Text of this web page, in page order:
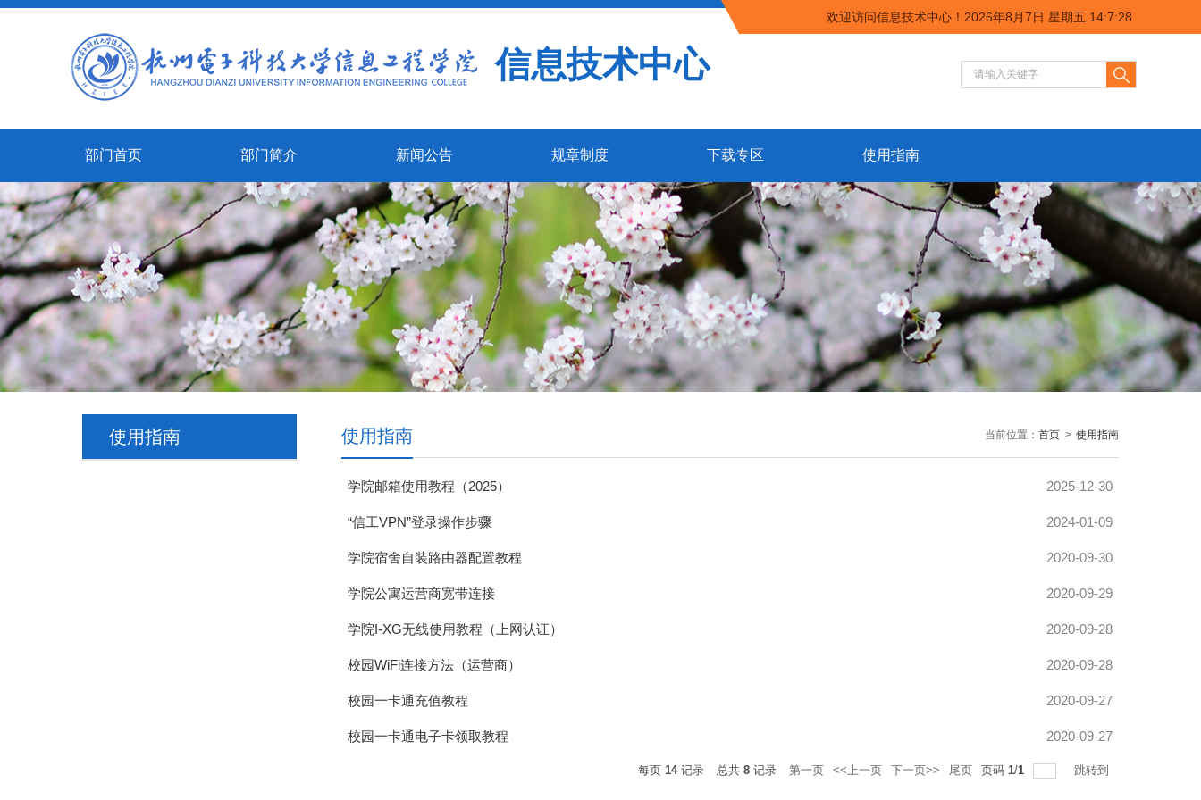
信息技术中心
欢迎访问信息技术中心！ 2026年8月7日 星期五 14:7:28
部门首页 部门简介 新闻公告 规章制度 下载专区 使用指南
使用指南 当前位置： 首页 > 使用指南
使用指南
学院邮箱使用教程（2025） 2025-12-30
“信工VPN”登录操作步骤 2024-01-09
学院宿舍自装路由器配置教程 2020-09-30
学院公寓运营商宽带连接 2020-09-29
学院I-XG无线使用教程（上网认证） 2020-09-28
校园WiFi连接方法（运营商） 2020-09-28
校园一卡通充值教程 2020-09-27
校园一卡通电子卡领取教程 2020-09-27
每页 14记录 总共 8 记录 第一页 <<上一页 下一页>> 尾页 页码 1/1 跳转到